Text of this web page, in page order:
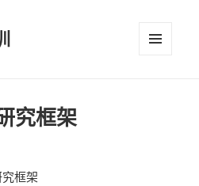
究框架
框架